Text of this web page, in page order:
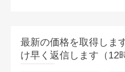
最新の価格を取得しま
け早く返信します（12